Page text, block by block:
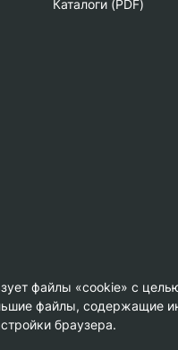
Каталоги (PDF)
MARAZZI, ООО
файлы «cookie» с
файлы, содержащие
браузера.